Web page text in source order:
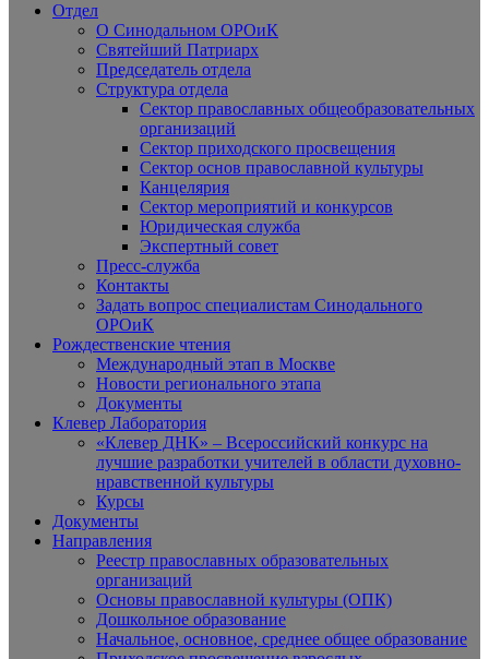
Отдел
О Синодальном ОРОиК
Святейший Патриарх
Председатель отдела
Структура отдела
Сектор православных общеобразовательных
организаций
Сектор приходского просвещения
Сектор основ православной культуры
Канцелярия
Сектор мероприятий и конкурсов
Юридическая служба
Экспертный совет
Пресс-служба
Контакты
Задать вопрос специалистам Синодального
ОРОиК
Рождественские чтения
Международный этап в Москве
Новости регионального этапа
Документы
Клевер Лаборатория
«Клевер ДНК» – Всероссийский конкурс на
лучшие разработки учителей в области духовно-
нравственной культуры
Курсы
Документы
Направления
Реестр православных образовательных
организаций
Основы православной культуры (ОПК)
Дошкольное образование
Начальное, основное, среднее общее образование